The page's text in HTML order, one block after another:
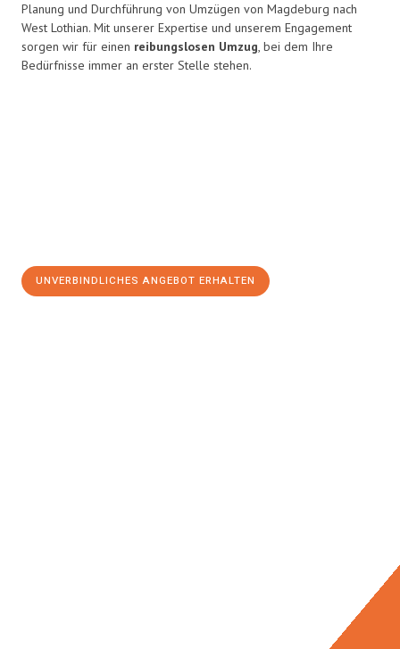
Planung und Durchführung von Umzügen von Magdeburg nach
West Lothian. Mit unserer Expertise und unserem Engagement
sorgen wir für einen reibungslosen Umzug, bei dem Ihre
Bedürfnisse immer an erster Stelle stehen.
UNVERBINDLICHES ANGEBOT ERHALTEN